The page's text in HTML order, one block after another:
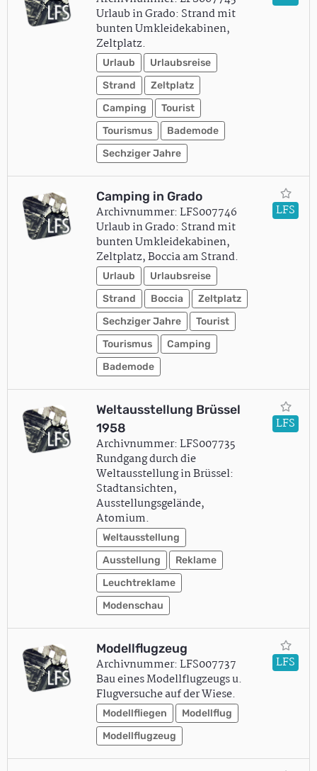
Urlaub in Grado: Strand mit
bunten Umkleidekabinen,
Zeltplatz.
Urlaub
Urlaubsreise
Strand
Zeltplatz
Camping
Tourist
Tourismus
Bademode
Sechziger Jahre
Camping in Grado
Archivnummer: LFS007746
Urlaub in Grado: Strand mit
bunten Umkleidekabinen,
Zeltplatz, Boccia am Strand.
Urlaub
Urlaubsreise
Strand
Boccia
Zeltplatz
Sechziger Jahre
Tourist
Tourismus
Camping
Bademode
LFS
Weltausstellung Brüssel
1958
Archivnummer: LFS007735
Rundgang durch die
Weltausstellung in Brüssel:
Stadtansichten,
Ausstellungsgelände,
Atomium.
Weltausstellung
Ausstellung
Reklame
Leuchtreklame
Modenschau
LFS
Modellflugzeug
Archivnummer: LFS007737
Bau eines Modellflugzeugs u.
Flugversuche auf der Wiese.
Modellfliegen
Modellflug
Modellflugzeug
LFS